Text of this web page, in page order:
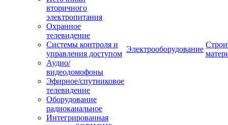
вторичного
электропитания
Охранное
телевидение
Системы контроля и
управления доступом
Аудио/
видеодомофоны
Эфирное/спутниковое
телевидение
Оборудование
радиоканальное
Интегрированная
Электрооборудование